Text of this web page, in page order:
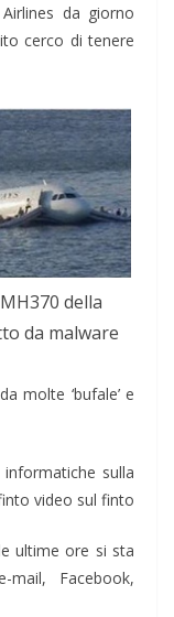
da giorno
cerco di tenere
della
da malware
molte ‘bufale’ e
sulla
video sul finto
ultime ore si sta
mail, Facebook,